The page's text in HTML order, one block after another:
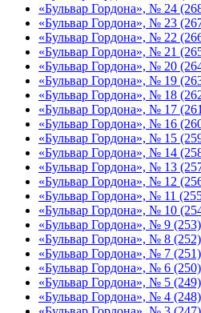
«Бульвар Гордона», № 24
«Бульвар Гордона», № 23
«Бульвар Гордона», № 22
«Бульвар Гордона», № 21
«Бульвар Гордона», № 20
«Бульвар Гордона», № 19
«Бульвар Гордона», № 18
«Бульвар Гордона», № 17
«Бульвар Гордона», № 16
«Бульвар Гордона», № 15
«Бульвар Гордона», № 14
«Бульвар Гордона», № 13
«Бульвар Гордона», № 12
«Бульвар Гордона», № 11
«Бульвар Гордона», № 10
«Бульвар Гордона», № 9
«Бульвар Гордона», № 8
«Бульвар Гордона», № 7
«Бульвар Гордона», № 6
«Бульвар Гордона», № 5
«Бульвар Гордона», № 4